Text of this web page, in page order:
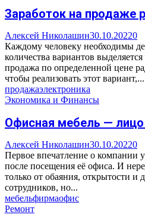
Заработок на продаже
Алексей Николашин30.10.20220
Каждому человеку необходимы
количества вариантов
продажа по определенной цене
чтобы реализовать этот вариант,...
продажаэлектроника
Экономика и Финансы
Офисная мебель —
Алексей Николашин30.10.20220
Первое впечатление о компании
после посещения её офиса. И
только от обаяния, открытости и
сотрудников, но...
мебельфирмаофис
Ремонт